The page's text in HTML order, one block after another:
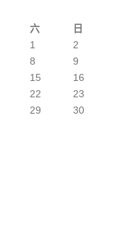
六 日
1
2
8
9
15
16
22
23
29
30